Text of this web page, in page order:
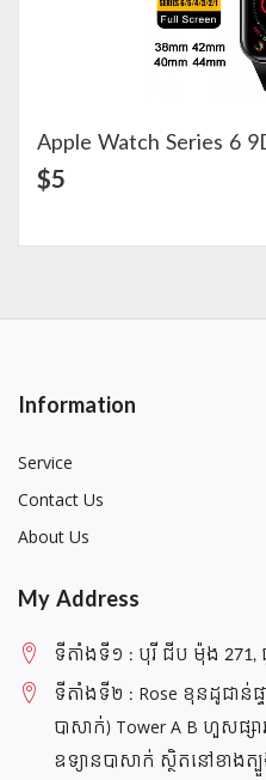
$5
Information
Service
Contact Us
About Us
My Address
ទីតាំងទី១ : បុរី ជីប ម៉ុង 271, ផ្
ទីតាំងទី២ : Rose ខុនដូជាន់ផ្
បាសាក់) Tower A B ហួសផ្សា
ឧទ្យានបាសាក់ ស្ថិតនៅខាងត្